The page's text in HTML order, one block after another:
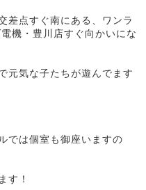
差点すぐ南にある、ワンラ
機・豊川店すぐ向かいにな
元気な子たちが遊んでます
では個室も御座いますの
す！